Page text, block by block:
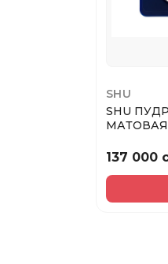
SHU
SHU
МАТОВАЯ
137 000